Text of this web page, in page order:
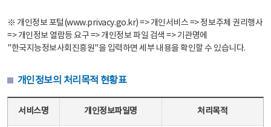
※ 개인정보 포털(www.privacy.go.kr) => 개인서비스 => 정보주체 권리행사
=> 개인정보 열람등 요구 => 개인정보 파일 검색 => 기관명에
"한국지능정보사회진흥원"을 입력하면 세부 내용을 확인할 수 있습니다.
개인정보의 처리목적 현황표
서비스명 개인정보파일명 처리목적